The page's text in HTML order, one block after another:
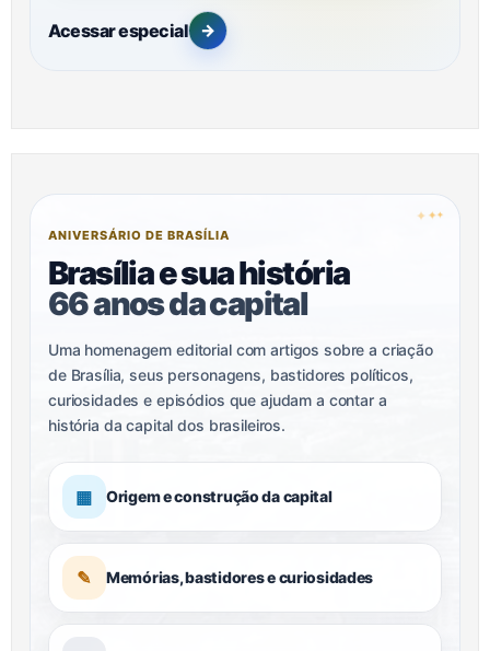
Acessar especial →
✦ ✦✦
ANIVERSÁRIO DE BRASÍLIA
Brasília e sua história
66 anos da capital
Uma homenagem editorial com artigos sobre a criação
de Brasília, seus personagens, bastidores políticos,
curiosidades e episódios que ajudam a contar a
história da capital dos brasileiros.
▦ Origem e construção da capital
✎ Memórias, bastidores e curiosidades